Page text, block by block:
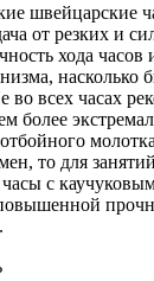
швейцарские
от резких и
хода часов
насколько
всех часах
более
то для
с